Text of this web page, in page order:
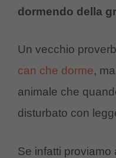
dormendo della
Un vecchio
can che dorme,
animale che
disturbato con
Se infatti proviamo